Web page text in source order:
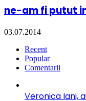
ne-am fi putut
03.07.2014
Recent
Popular
Comentarii
Veronica Iani,